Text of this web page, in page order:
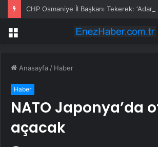
Menü
Anasayfa / Haber
Haber
NATO Japonya’da
açacak